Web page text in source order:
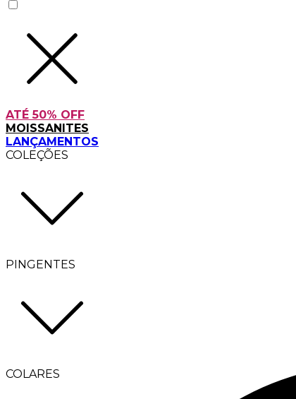
ATÉ 50% OFF
MOISSANITES
LANÇAMENTOS
COLEÇÕES
PINGENTES
COLARES